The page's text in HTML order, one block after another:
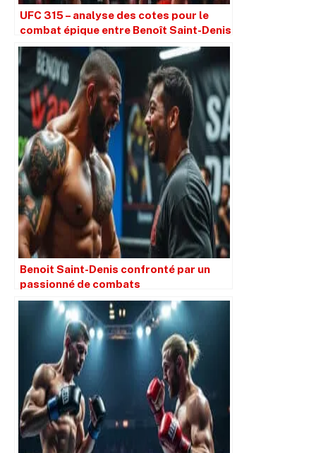
UFC 315 – analyse des cotes pour le
combat épique entre Benoît Saint-Denis
et Kyle Prepolec
Benoit Saint-Denis confronté par un
passionné de combats